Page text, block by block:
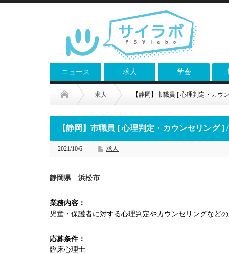
ニュース 求人 学会
求人 【静岡】市職員 [ 心理判定・カウ
【静岡】市職員 [ 心理判定・カウンセリング ]
2021/10/6 求人
静岡県 浜松市
業務内容：
児童・保護者に対する心理判定やカウンセリングなど
応募条件：
臨床心理士